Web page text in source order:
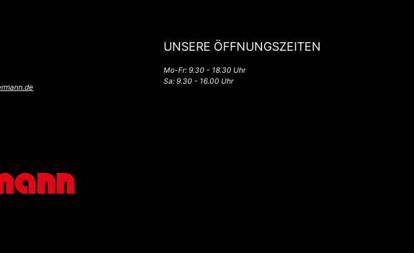
UNSERE ÖFFNUNGSZEITEN
Mo-Fr: 9.30 - 18.30 Uhr
Sa: 9.30 - 16.00 Uhr